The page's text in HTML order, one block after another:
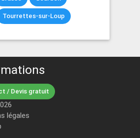
Tourrettes-sur-Loup
/ Devis gratuit
légales